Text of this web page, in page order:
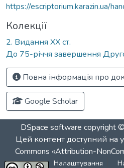
https://escriptorium.karazin.ua/
Колекції
2. Видання ХХ ст.
До 75-річчя завершення
Повна інформація про
Google Scholar
DSpace software copyright
Цей контент доступний на
Commons «Attribution-
Налаштування